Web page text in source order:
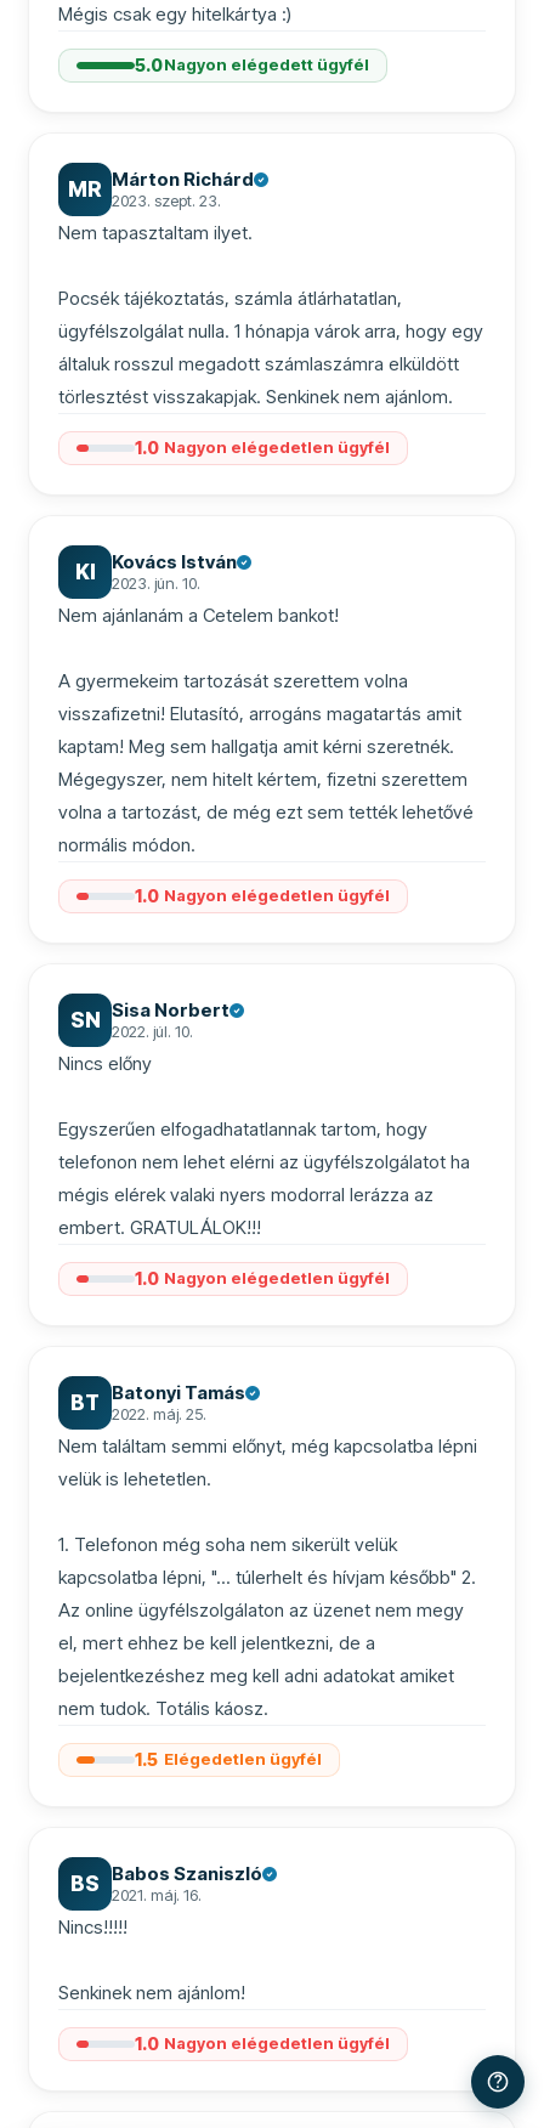
Mégis csak egy hitelkártya :)
5.0Nagyon elégedett ügyfél
MR Márton Richárd
2023. szept. 23.
Nem tapasztaltam ilyet.
Pocsék tájékoztatás, számla átlárhatatlan,
ügyfélszolgálat nulla. 1 hónapja várok arra, hogy egy
általuk rosszul megadott számlaszámra elküldött
törlesztést visszakapjak. Senkinek nem ajánlom.
1.0 Nagyon elégedetlen ügyfél
KI Kovács István
2023. jún. 10.
Nem ajánlanám a Cetelem bankot!
A gyermekeim tartozását szerettem volna
visszafizetni! Elutasító, arrogáns magatartás amit
kaptam! Meg sem hallgatja amit kérni szeretnék.
Mégegyszer, nem hitelt kértem, fizetni szerettem
volna a tartozást, de még ezt sem tették lehetővé
normális módon.
1.0 Nagyon elégedetlen ügyfél
SN Sisa Norbert
2022. júl. 10.
Nincs előny
Egyszerűen elfogadhatatlannak tartom, hogy
telefonon nem lehet elérni az ügyfélszolgálatot ha
mégis elérek valaki nyers modorral lerázza az
embert. GRATULÁLOK!!!
1.0 Nagyon elégedetlen ügyfél
BT Batonyi Tamás
2022. máj. 25.
Nem találtam semmi előnyt, még kapcsolatba lépni
velük is lehetetlen.
1. Telefonon még soha nem sikerült velük
kapcsolatba lépni, "... túlerhelt és hívjam később" 2.
Az online ügyfélszolgálaton az üzenet nem megy
el, mert ehhez be kell jelentkezni, de a
bejelentkezéshez meg kell adni adatokat amiket
nem tudok. Totális káosz.
1.5 Elégedetlen ügyfél
BS Babos Szaniszló
2021. máj. 16.
Nincs!!!!!
Senkinek nem ajánlom!
1.0 Nagyon elégedetlen ügyfél